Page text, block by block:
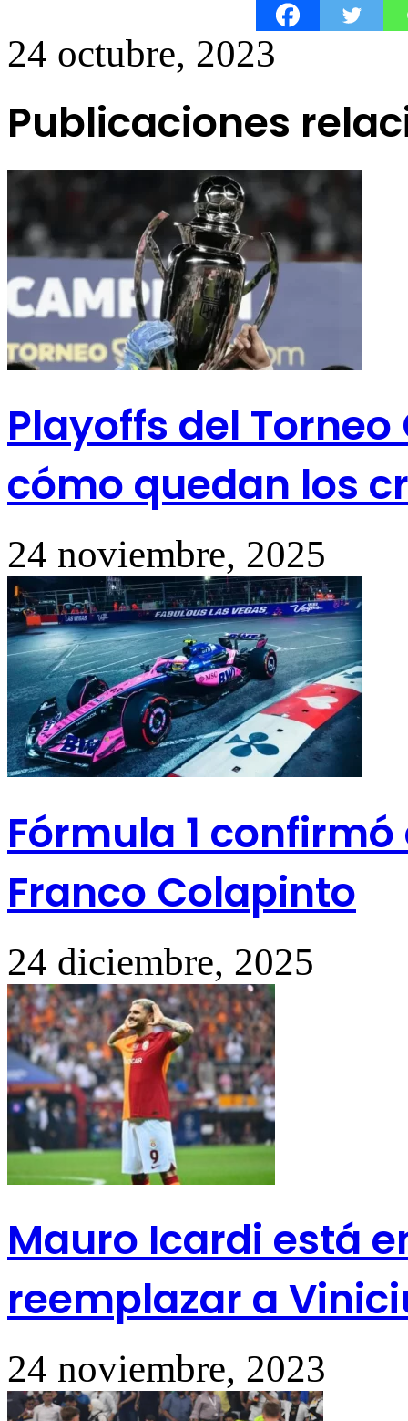
24 octubre, 2023
Publicaciones
Playoffs del
cómo quedan los
24 noviembre, 2025
Fórmula 1
Franco Colapinto
24 diciembre, 2025
Mauro Icardi está
reemplazar a
24 noviembre, 2023